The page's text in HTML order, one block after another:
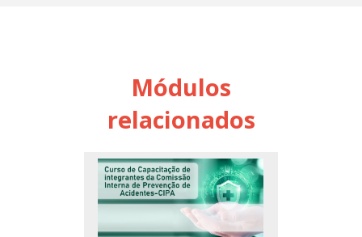
Módulos
relacionados